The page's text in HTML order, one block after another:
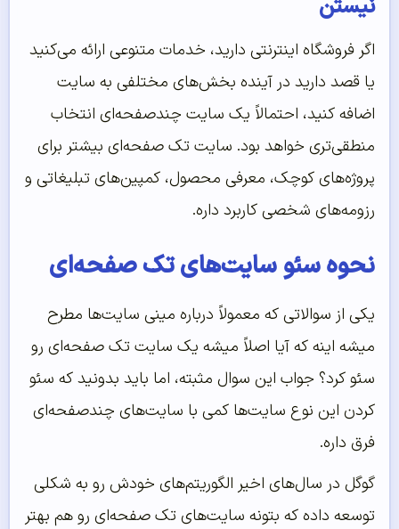
نیستن
اگر فروشگاه اینترنتی دارید، خدمات متنوعی ارائه می‌کنید
یا قصد دارید در آینده بخش‌های مختلفی به سایت
اضافه کنید، احتمالاً یک سایت چندصفحه‌ای انتخاب
منطقی‌تری خواهد بود. سایت تک صفحه‌ای بیشتر برای
پروژه‌های کوچک، معرفی محصول، کمپین‌های تبلیغاتی و
رزومه‌های شخصی کاربرد داره.
نحوه سئو سایت‌های تک صفحه‌ای
یکی از سوالاتی که معمولاً درباره مینی سایت‌ها مطرح
میشه اینه که آیا اصلاً میشه یک سایت تک صفحه‌ای رو
سئو کرد؟ جواب این سوال مثبته، اما باید بدونید که سئو
کردن این نوع سایت‌ها کمی با سایت‌های چندصفحه‌ای
فرق داره.
گوگل در سال‌های اخیر الگوریتم‌های خودش رو به شکلی
توسعه داده که بتونه سایت‌های تک صفحه‌ای رو هم بهتر